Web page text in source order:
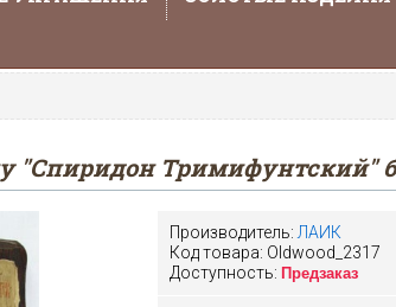
На сайте
"Спиридон Тримифунтский"
Производитель: ЛАИК
Код товара: Oldwood_2317
Доступность: Предзаказ